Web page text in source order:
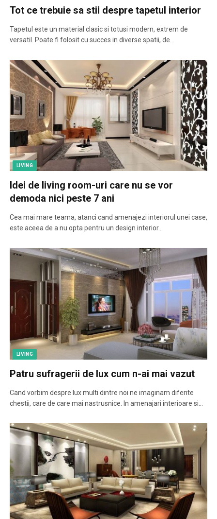
Tot ce trebuie sa stii despre tapetul interior
Tapetul este un material clasic si totusi modern, extrem de
versatil. Poate fi folosit cu succes in diverse spatii, de…
LIVING
Idei de living room-uri care nu se vor
demoda nici peste 7 ani
Cea mai mare teama, atanci cand amenajezi interiorul unei case,
este aceea de a nu opta pentru un design interior…
LIVING
Patru sufragerii de lux cum n-ai mai vazut
Cand vorbim despre lux multi dintre noi ne imaginam diferite
chestii, care de care mai nastrusnice. In amenajari interioare si…